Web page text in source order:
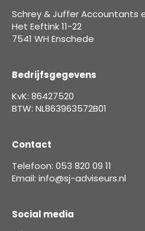
Schrey & Juffer Accountants
Het Eeftink 11-22
7541 WH Enschede
Bedrijfsgegevens
KvK: 86427520
BTW: NL863963572B01
Contact
Telefoon: 053 820 09 11
Email: info@sj-adviseurs.nl
Social media